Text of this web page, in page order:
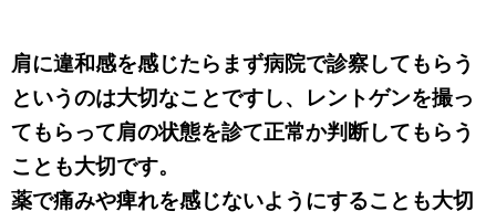
肩に違和感を感じたらまず病院で診察してもらう
というのは大切なことですし、レントゲンを撮っ
てもらって肩の状態を診て正常か判断してもらう
ことも大切です。
薬で痛みや痺れを感じないようにすることも大切